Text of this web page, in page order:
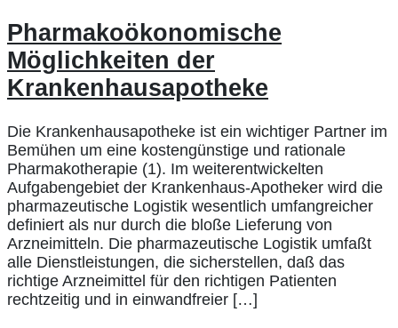
Pharmakoökonomische
Möglichkeiten der
Krankenhausapotheke
Die Krankenhausapotheke ist ein wichtiger Partner im
Bemühen um eine kostengünstige und rationale
Pharmakotherapie (1). Im weiterentwickelten
Aufgabengebiet der Krankenhaus-Apotheker wird die
pharmazeutische Logistik wesentlich umfangreicher
definiert als nur durch die bloße Lieferung von
Arzneimitteln. Die pharmazeutische Logistik umfaßt
alle Dienstleistungen, die sicherstellen, daß das
richtige Arzneimittel für den richtigen Patienten
rechtzeitig und in einwandfreier […]